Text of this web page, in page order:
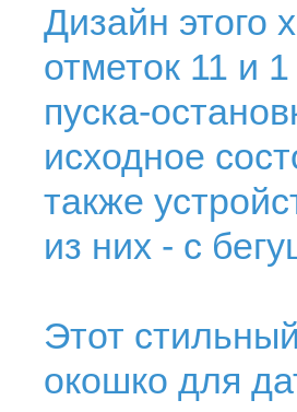
Дизайн этого
отметок 11 и
пуска-
исходное
также
из них - с
Этот
окошко для